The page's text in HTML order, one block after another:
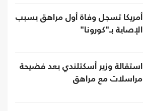
أمريكا تسجل وفاة أول مراهق بسبب
الإصابة بـ"كورونا"
استقالة وزير أسكتلندي بعد فضيحة
مراسلات مع مراهق